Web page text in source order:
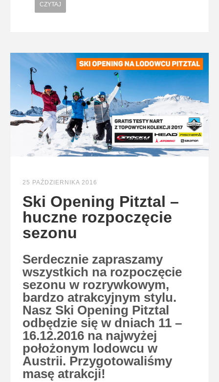
CZYTAJ
25 PAŹDZIERNIKA 2016
Ski Opening Pitztal –
huczne rozpoczęcie
sezonu
Serdecznie zapraszamy
wszystkich na rozpoczęcie
sezonu w rozrywkowym,
bardzo atrakcyjnym stylu.
Nasz Ski Opening Pitztal
odbędzie się w dniach 11 –
16.12.2016 na najwyżej
położonym lodowcu w
Austrii. Przygotowaliśmy
masę atrakcji!